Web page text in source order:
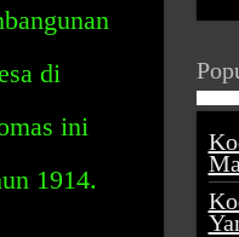
di
ini
1914.